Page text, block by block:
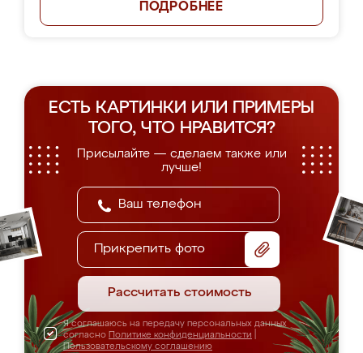
ПОДРОБНЕЕ
ЕСТЬ КАРТИНКИ ИЛИ ПРИМЕРЫ
ТОГО, ЧТО НРАВИТСЯ?
Присылайте — сделаем также или
лучше!
Прикрепить фото
Рассчитать стоимость
Я соглашаюсь на передачу персональных данных
согласно Политике конфиденциальности
Пользовательскому соглашению